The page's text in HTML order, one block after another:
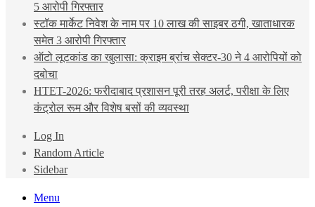
5 आरोपी गिरफ्तार
स्टॉक मार्केट निवेश के नाम पर 10 लाख की साइबर ठगी, खाताधारक
समेत 3 आरोपी गिरफ्तार
ऑटो लूटकांड का खुलासा: क्राइम ब्रांच सेक्टर-30 ने 4 आरोपियों को
दबोचा
HTET-2026: फरीदाबाद प्रशासन पूरी तरह अलर्ट, परीक्षा के लिए
कंट्रोल रूम और विशेष बसों की व्यवस्था
Log In
Random Article
Sidebar
Menu